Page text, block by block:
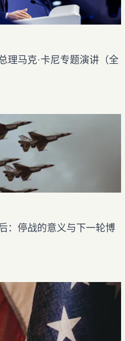
理马克·卡尼专题演讲（全
：停战的意义与下一轮博